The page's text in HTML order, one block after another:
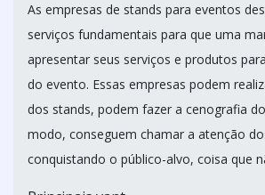
As empresas de stands para eventos
serviços fundamentais para que uma
apresentar seus serviços e produtos
do evento. Essas empresas podem
dos stands, podem fazer a cenografia
modo, conseguem chamar a atenção
conquistando o público-alvo, coisa que